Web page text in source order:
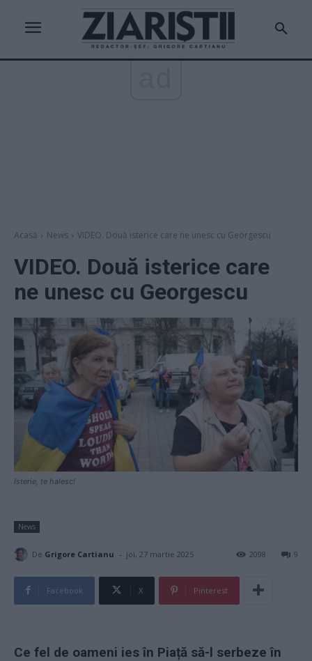
Acasă News VIDEO. Două isterice care ne unesc cu Georgescu
VIDEO. Două isterice care
ne unesc cu Georgescu
Isterie, te halesc!
News
De Grigore Cartianu - joi, 27 martie 2025 9
2098
Facebook X Pinterest
Ce fel de oameni ies în Piață să-l serbeze în